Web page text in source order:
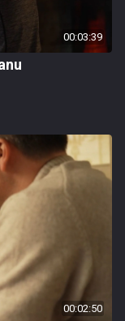
00:03:39
00:02:50